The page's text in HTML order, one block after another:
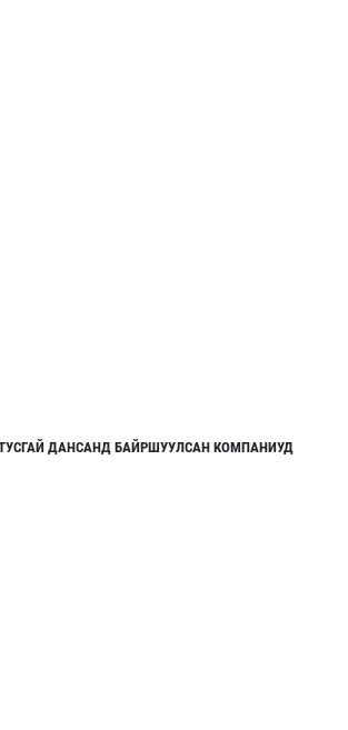
ДАНСАНД БАЙРШУУЛСАН КОМПАНИУД